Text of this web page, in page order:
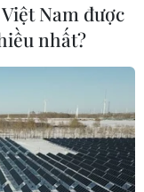
Nam được
nhất?